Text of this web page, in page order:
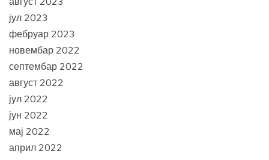
јул 2023
фебруар 2023
новембар 2022
септембар 2022
август 2022
јул 2022
јун 2022
мај 2022
април 2022